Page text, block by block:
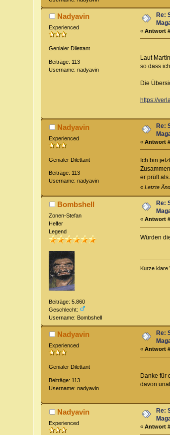
Nadyavin
Experienced
Genialer Dilettant
Beiträge: 113
Username: nadyavin
Re:
« Antwort
Laut
so dass
Die
https://
Nadyavin
Experienced
Genialer Dilettant
Beiträge: 113
Username: nadyavin
Re:
« Antwort
Ich bin
er prüft als
« Letzte
Bombshell
Zonen-Stefan
Helfer
Legend
Beiträge: 5.860
Geschlecht:
Username: Bombshell
Re:
« Antwort
Würden
Kurze klare
Nadyavin
Experienced
Genialer Dilettant
Beiträge: 113
Username: nadyavin
Re:
« Antwort
Danke für
davon
Nadyavin
Experienced
Re:
« Antwort